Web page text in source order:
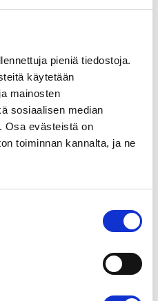
pieniä tiedostoja.
käytetään
mainosten
sosiaalisen median
Osa evästeistä on
toiminnan kannalta, ja ne